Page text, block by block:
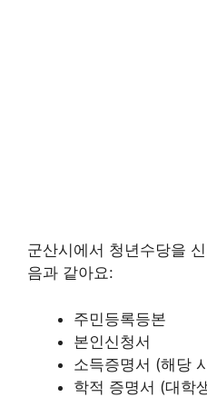
군산시에서 청년수당을
음과 같아요:
주민등록등본
본인신청서
소득증명서 (해당
학적 증명서 (대학